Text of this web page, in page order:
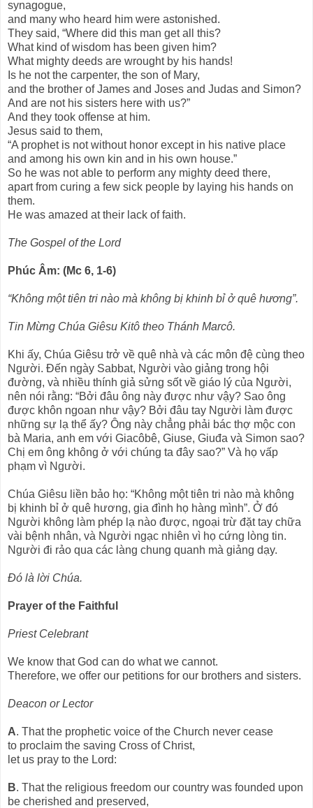
synagogue,
and many who heard him were astonished.
They said, “Where did this man get all this?
What kind of wisdom has been given him?
What mighty deeds are wrought by his hands!
Is he not the carpenter, the son of Mary,
and the brother of James and Joses and Judas and Simon?
And are not his sisters here with us?”
And they took offense at him.
Jesus said to them,
“A prophet is not without honor except in his native place
and among his own kin and in his own house.”
So he was not able to perform any mighty deed there,
apart from curing a few sick people by laying his hands on
them.
He was amazed at their lack of faith.
The Gospel of the Lord
Phúc Âm: (Mc 6, 1-6)
“Không một tiên tri nào mà không bị khinh bỉ ở quê hương”.
Tin Mừng Chúa Giêsu Kitô theo Thánh Marcô.
Khi ấy, Chúa Giêsu trở về quê nhà và các môn đệ cùng theo
Người. Ðến ngày Sabbat, Người vào giảng trong hội
đường, và nhiều thính giả sửng sốt về giáo lý của Người,
nên nói rằng: “Bởi đâu ông này được như vậy? Sao ông
được khôn ngoan như vậy? Bởi đâu tay Người làm được
những sự lạ thể ấy? Ông này chẳng phải bác thợ mộc con
bà Maria, anh em với Giacôbê, Giuse, Giuđa và Simon sao?
Chị em ông không ở với chúng ta đây sao?” Và họ vấp
phạm vì Người.
Chúa Giêsu liền bảo họ: “Không một tiên tri nào mà không
bị khinh bỉ ở quê hương, gia đình họ hàng mình”. Ở đó
Người không làm phép lạ nào được, ngoại trừ đặt tay chữa
vài bệnh nhân, và Người ngạc nhiên vì họ cứng lòng tin.
Người đi rảo qua các làng chung quanh mà giảng dạy.
Ðó là lời Chúa.
Prayer of the Faithful
Priest Celebrant
We know that God can do what we cannot.
Therefore, we offer our petitions for our brothers and sisters.
Deacon or Lector
A. That the prophetic voice of the Church never cease
to proclaim the saving Cross of Christ,
let us pray to the Lord:
B. That the religious freedom our country was founded upon
be cherished and preserved,